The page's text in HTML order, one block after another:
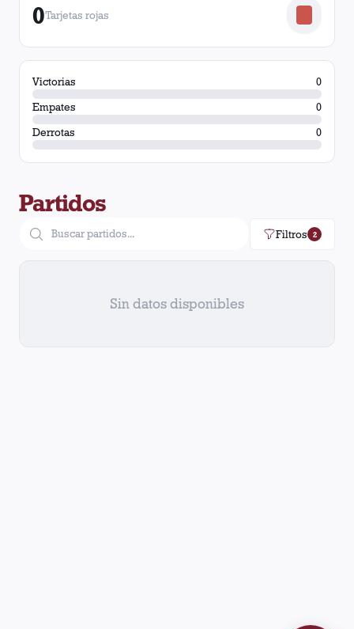
0Tarjetas rojas
Victorias
0
Empates
0
Derrotas
0
Partidos
Filtros 2
Sin datos disponibles